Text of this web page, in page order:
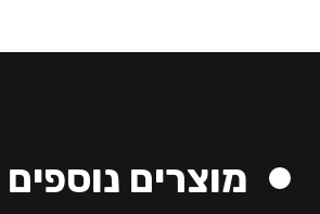
מוצרים נוספים